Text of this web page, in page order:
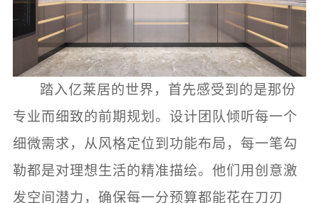
踏入亿莱居的世界，首先感受到的是那份
专业而细致的前期规划。设计团队倾听每一个
细微需求，从风格定位到功能布局，每一笔勾
勒都是对理想生活的精准描绘。他们用创意激
发空间潜力，确保每一分预算都能花在刀刃